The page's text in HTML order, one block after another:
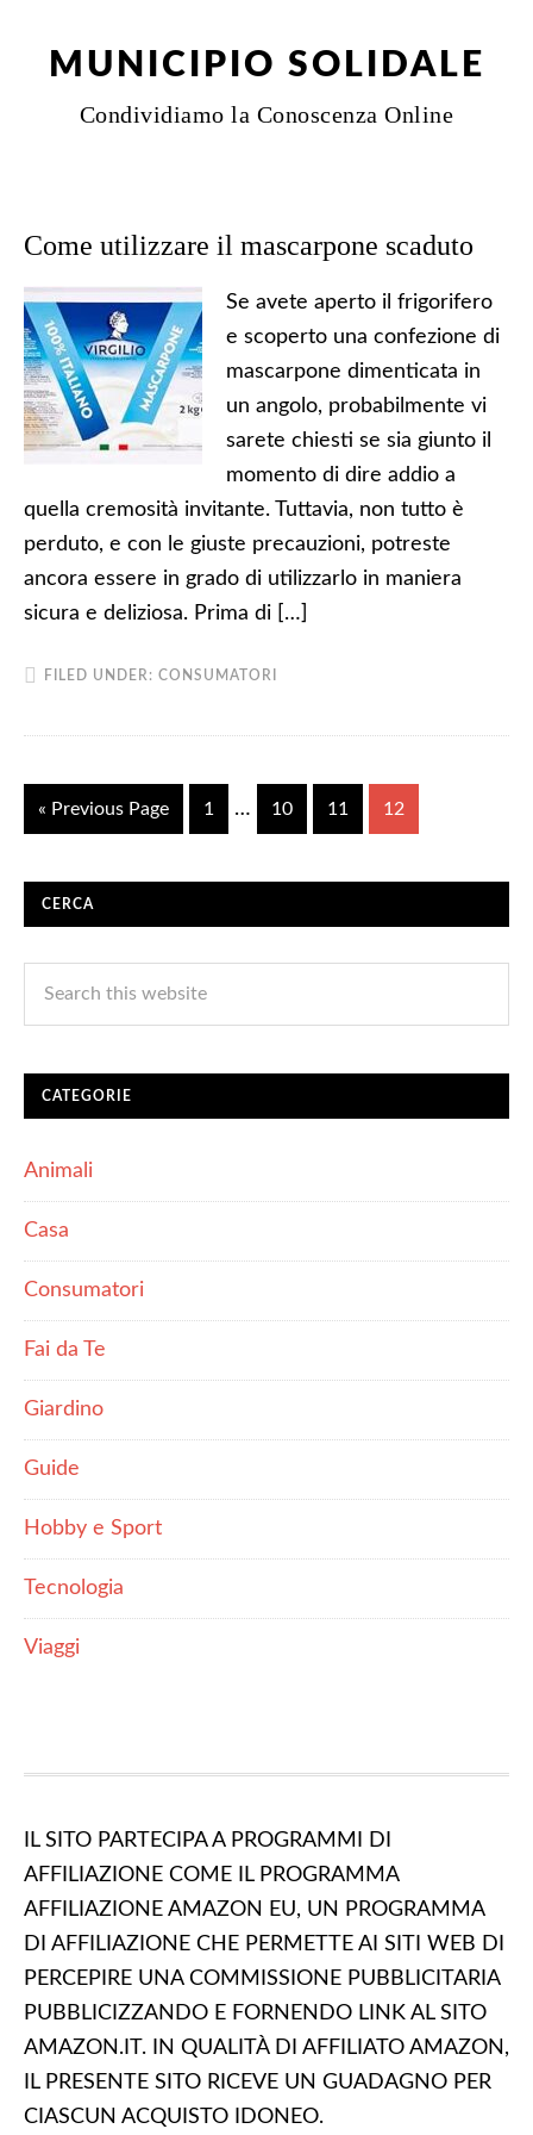
MUNICIPIO SOLIDALE
Condividiamo la Conoscenza Online
Come utilizzare il mascarpone scaduto
Se avete aperto il frigorifero
e scoperto una confezione di
mascarpone dimenticata in
un angolo, probabilmente vi
sarete chiesti se sia giunto il
momento di dire addio a
quella cremosità invitante. Tuttavia, non tutto è
perduto, e con le giuste precauzioni, potreste
ancora essere in grado di utilizzarlo in maniera
sicura e deliziosa. Prima di […]
FILED UNDER: CONSUMATORI
« Previous Page 1 … 10 11 12
CERCA
CATEGORIE
Animali
Casa
Consumatori
Fai da Te
Giardino
Guide
Hobby e Sport
Tecnologia
Viaggi
IL SITO PARTECIPA A PROGRAMMI DI
AFFILIAZIONE COME IL PROGRAMMA
AFFILIAZIONE AMAZON EU, UN PROGRAMMA
DI AFFILIAZIONE CHE PERMETTE AI SITI WEB DI
PERCEPIRE UNA COMMISSIONE PUBBLICITARIA
PUBBLICIZZANDO E FORNENDO LINK AL SITO
AMAZON.IT. IN QUALITÀ DI AFFILIATO AMAZON,
IL PRESENTE SITO RICEVE UN GUADAGNO PER
CIASCUN ACQUISTO IDONEO.